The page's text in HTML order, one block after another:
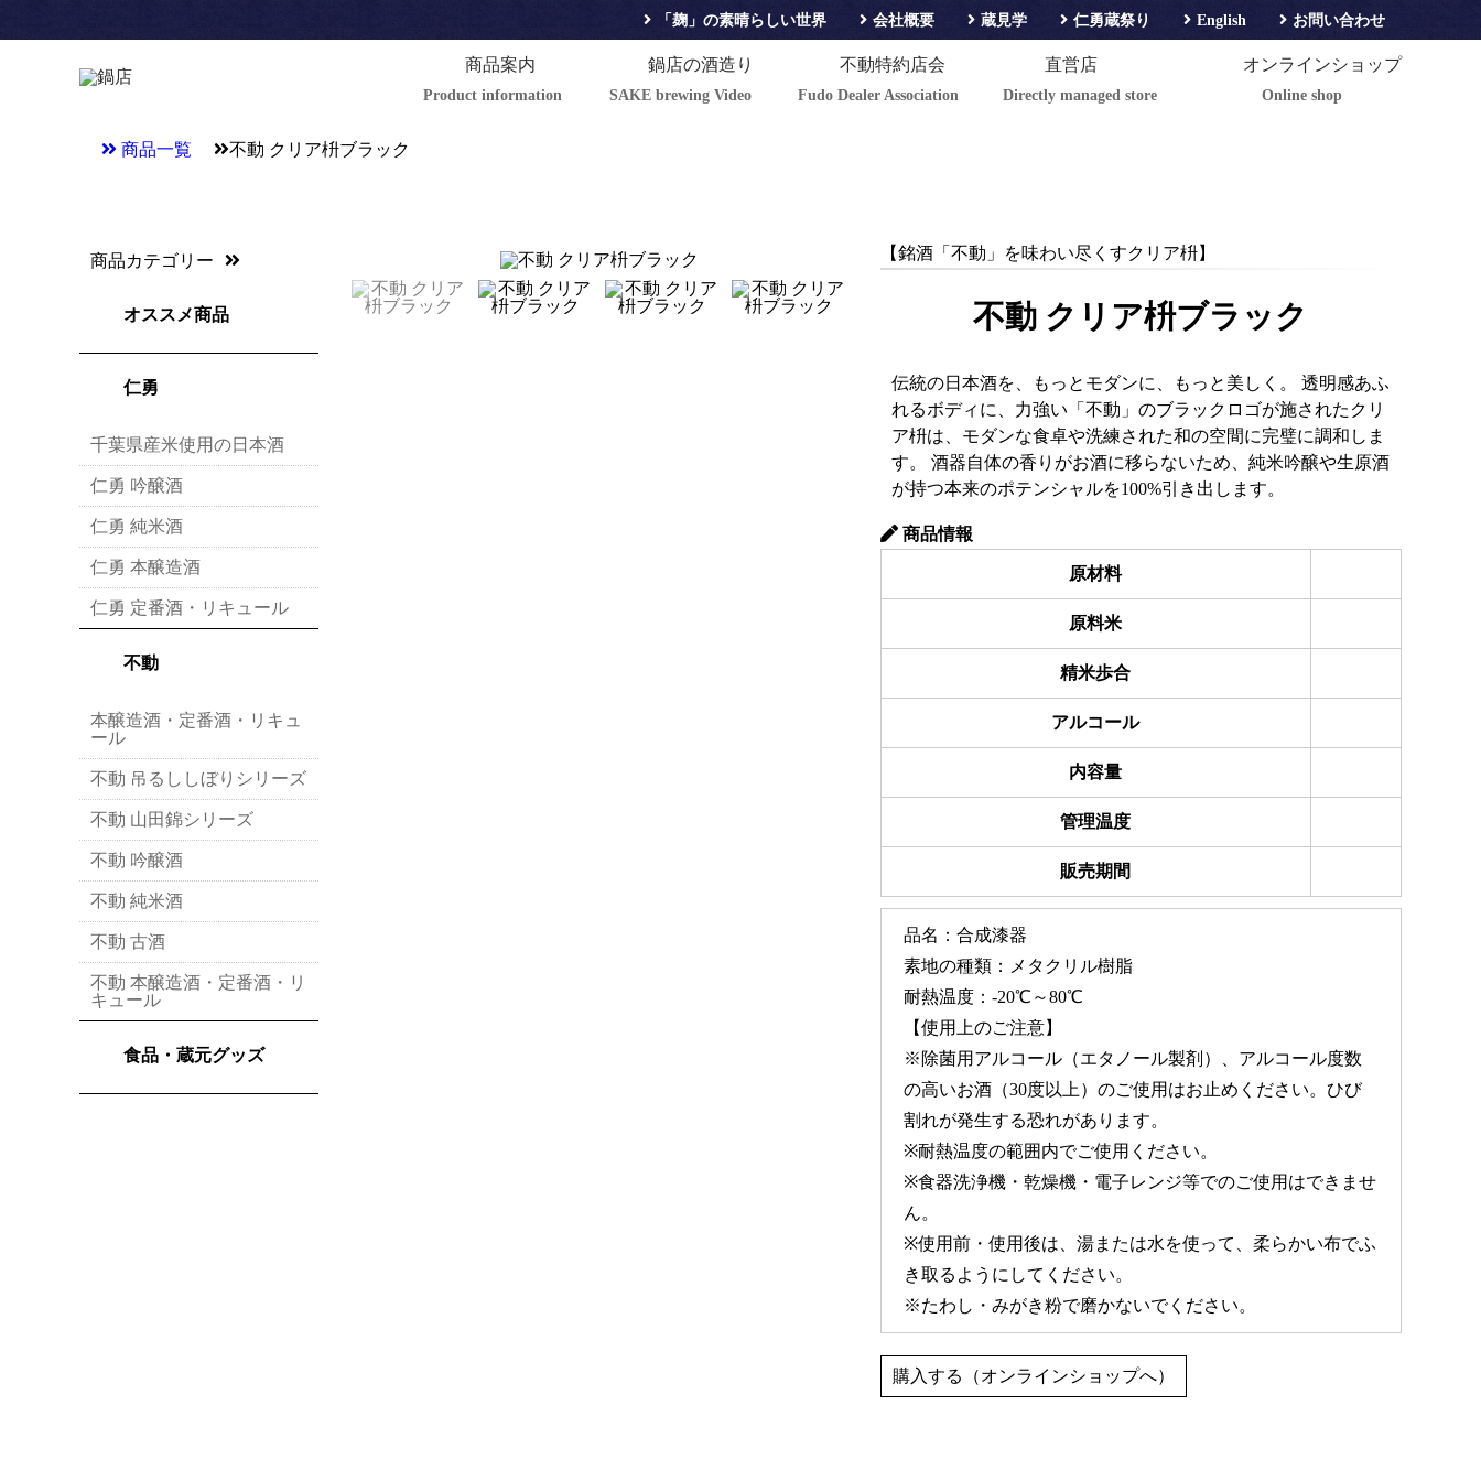
「麹」の素晴らしい世界 会社概要 蔵見学 仁勇蔵祭り English お問い合わせ
商品案内
Product information
鍋店の酒造り
SAKE brewing Video
不動特約店会
Fudo Dealer Association
直営店
Directly managed store
オンラインショップ
Online shop
商品一覧 不動 クリア枡ブラック
商品カテゴリー
オススメ商品
仁勇
千葉県産米使用の日本酒
仁勇 吟醸酒
仁勇 純米酒
仁勇 本醸造酒
仁勇 定番酒・リキュール
不動
本醸造酒・定番酒・リキュ
ール
不動 吊るししぼりシリーズ
不動 山田錦シリーズ
不動 吟醸酒
不動 純米酒
不動 古酒
不動 本醸造酒・定番酒・リ
キュール
食品・蔵元グッズ
【銘酒「不動」を味わい尽くすクリア枡】
不動 クリア枡ブラック
伝統の日本酒を、もっとモダンに、もっと美しく。 透明感あふ
れるボディに、力強い「不動」のブラックロゴが施されたクリ
ア枡は、モダンな食卓や洗練された和の空間に完璧に調和しま
す。 酒器自体の香りがお酒に移らないため、純米吟醸や生原酒
が持つ本来のポテンシャルを100%引き出します。
商品情報
原材料
原料米
精米歩合
アルコール
内容量
管理温度
販売期間
品名：合成漆器
素地の種類：メタクリル樹脂
耐熱温度：‐20℃～80℃
【使用上のご注意】
※除菌用アルコール（エタノール製剤）、アルコール度数
の高いお酒（30度以上）のご使用はお止めください。ひび
割れが発生する恐れがあります。
※耐熱温度の範囲内でご使用ください。
※食器洗浄機・乾燥機・電子レンジ等でのご使用はできませ
ん。
※使用前・使用後は、湯または水を使って、柔らかい布でふ
き取るようにしてください。
※たわし・みがき粉で磨かないでください。
購入する（オンラインショップへ）